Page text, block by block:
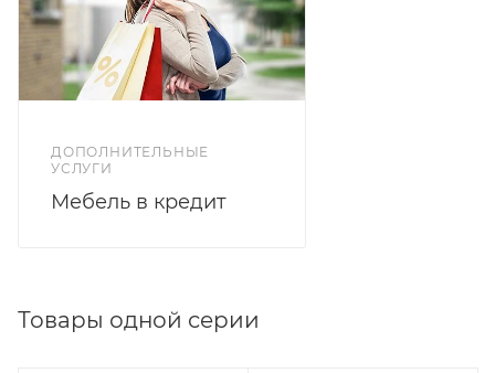
ДОПОЛНИТЕЛЬНЫЕ
УСЛУГИ
Мебель в кредит
Товары одной серии